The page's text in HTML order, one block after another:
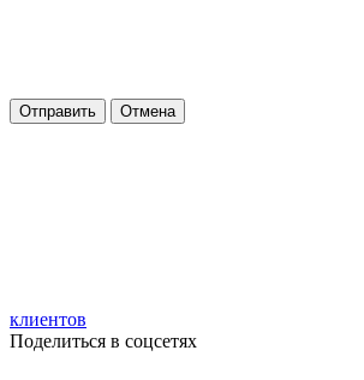
Отправить Отмена
клиентов
Поделиться в соцсетях